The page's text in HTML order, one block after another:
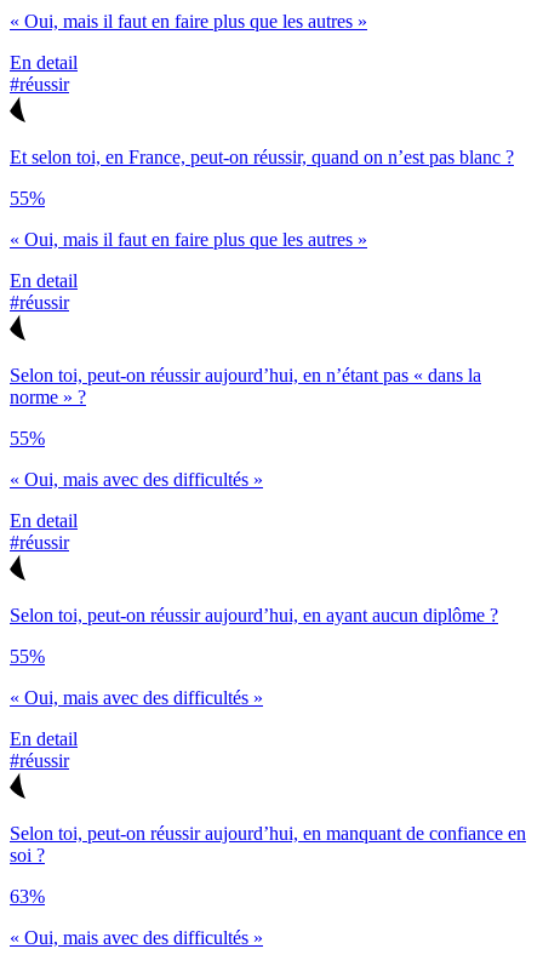
« Oui, mais il faut en faire plus que les autres »
En detail
#réussir
Et selon toi, en France, peut-on réussir, quand on n’est pas blanc ?
55%
« Oui, mais il faut en faire plus que les autres »
En detail
#réussir
Selon toi, peut-on réussir aujourd’hui, en n’étant pas « dans la
norme » ?
55%
« Oui, mais avec des difficultés »
En detail
#réussir
Selon toi, peut-on réussir aujourd’hui, en ayant aucun diplôme ?
55%
« Oui, mais avec des difficultés »
En detail
#réussir
Selon toi, peut-on réussir aujourd’hui, en manquant de confiance en
soi ?
63%
« Oui, mais avec des difficultés »